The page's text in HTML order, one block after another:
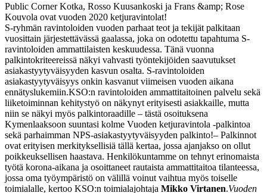
Public Corner Kotka, Rosso Kuusankoski ja Frans &amp; Rose
Kouvola ovat vuoden 2020 ketjuravintolat!
S-ryhmän ravintoloiden vuoden parhaat teot ja tekijät palkitaan
vuosittain järjestettävässä gaalassa, joka on odotettu tapahtuma S-
ravintoloiden ammattilaisten keskuudessa. Tänä vuonna
palkintokriteereissä näkyi vahvasti työntekijöiden saavutukset
asiakastyytyväisyyden kasvun osalta. S-ravintoloiden
asiakastyytyväisyys onkin kasvanut viimeisen vuoden aikana
ennätyslukemiin.KSO:n ravintoloiden ammattitaitoinen palvelu sekä
liiketoiminnan kehitystyö on näkynyt erityisesti asiakkaille, mutta
niin se näkyi myös palkintoraadille – tästä osoituksena
Kymenlaaksoon suuntasi kolme Vuoden ketjuravintola -palkintoa
sekä parhaimman NPS-asiakastyytyväisyyden palkinto!– Palkinnot
ovat erityisen merkityksellisiä tällä kertaa, jossa ajanjakso on ollut
poikkeuksellisen haastava. Henkilökuntamme on tehnyt erinomaista
työtä korona-aikana ja osoittaneet rautaista ammattitaitoa tilanteessa,
jossa oma työympäristö on välillä voinut vaihtua myös toiselle
toimialalle, kertoo KSO:n toimialajohtaja Mikko Virtanen.Vuoden